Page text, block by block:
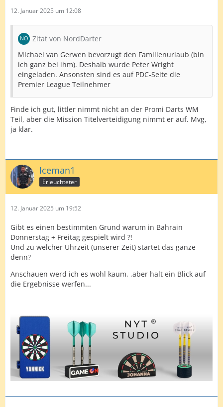
12. Januar 2025 um 12:08
Zitat von NordDarter
Michael van Gerwen bevorzugt den Familienurlaub (bin
ich ganz bei ihm). Deshalb wurde Peter Wright
eingeladen. Ansonsten sind es auf PDC-Seite die
Premier League Teilnehmer
Finde ich gut, littler nimmt nicht an der Promi Darts WM
Teil, aber die Mission Titelverteidigung nimmt er auf. Mvg,
ja klar.
Iceman1
Erleuchteter
12. Januar 2025 um 19:52
Gibt es einen bestimmten Grund warum in Bahrain
Donnerstag + Freitag gespielt wird ?!
Und zu welcher Uhrzeit (unserer Zeit) startet das ganze
denn?
Anschauen werd ich es wohl kaum, ,aber halt ein Blick auf
die Ergebnisse werfen...